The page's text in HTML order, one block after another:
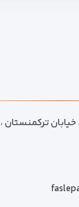
ترکمنستان ، پلاک ۴۲ ،